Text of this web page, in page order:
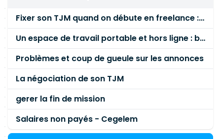
Fixer son TJM quand on débute en freelance : la méthode mathématique (et pas au feeling) 🛑
Un espace de travail portable et hors ligne : besoin réel ou fausse bonne idée ?
Problèmes et coup de gueule sur les annonces
La négociation de son TJM
gerer la fin de mission
Salaires non payés - Cegelem